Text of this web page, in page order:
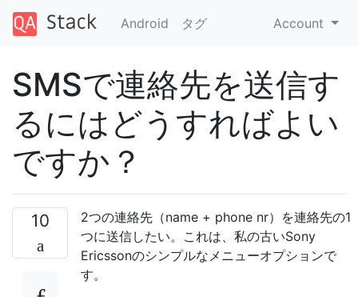
Android タグ Account
SMSで連絡先を送信す
るにはどうすればよい
ですか？
10
2つの連絡先（name + phone nr）を連絡先の1
つに送信したい。これは、私の古いSony
Ericssonのシンプルなメニューオプションで
す。